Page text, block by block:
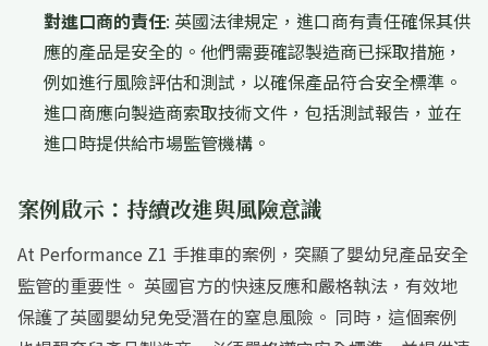
對進口商的責任: 英國法律規定，進口商有責任確保其供
應的產品是安全的。他們需要確認製造商已採取措施，
例如進行風險評估和測試，以確保產品符合安全標準。
進口商應向製造商索取技術文件，包括測試報告，並在
進口時提供給市場監管機構。
案例啟示：持續改進與風險意識
At Performance Z1 手推車的案例，突顯了嬰幼兒產品安全
監管的重要性。 英國官方的快速反應和嚴格執法，有效地
保護了英國嬰幼兒免受潛在的窒息風險。 同時，這個案例